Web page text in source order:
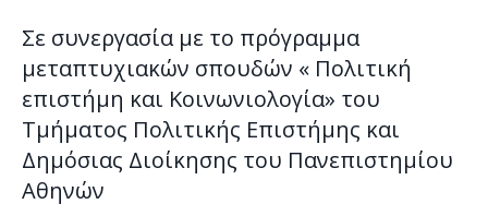
Σε συνεργασία με το πρόγραμμα
μεταπτυχιακών σπουδών « Πολιτική
επιστήμη και Κοινωνιολογία» του
Τμήματος Πολιτικής Επιστήμης και
Δημόσιας Διοίκησης του Πανεπιστημίου
Αθηνών